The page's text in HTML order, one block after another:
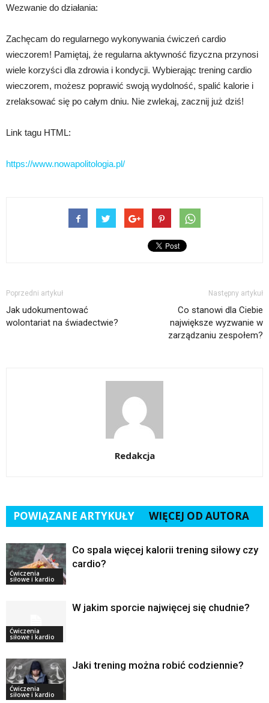
Wezwanie do działania:
Zachęcam do regularnego wykonywania ćwiczeń cardio
wieczorem! Pamiętaj, że regularna aktywność fizyczna przynosi
wiele korzyści dla zdrowia i kondycji. Wybierając trening cardio
wieczorem, możesz poprawić swoją wydolność, spalić kalorie i
zrelaksować się po całym dniu. Nie zwlekaj, zacznij już dziś!
Link tagu HTML:
https://www.nowapolitologia.pl/
Poprzedni artykuł
Jak udokumentować
wolontariat na świadectwie?
Następny artykuł
Co stanowi dla Ciebie
największe wyzwanie w
zarządzaniu zespołem?
Redakcja
POWIĄZANE ARTYKUŁY WIĘCEJ OD AUTORA
Ćwiczenia
siłowe i kardio
Co spala więcej kalorii trening siłowy czy
cardio?
Ćwiczenia
siłowe i kardio
W jakim sporcie najwięcej się chudnie?
Ćwiczenia
siłowe i kardio
Jaki trening można robić codziennie?